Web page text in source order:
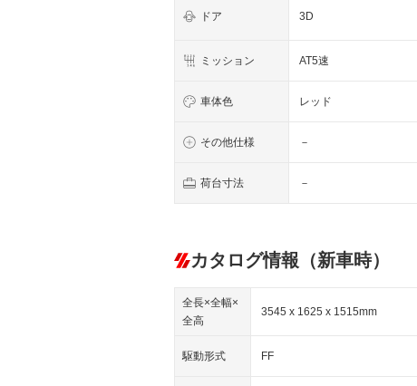
ドア 3D
ミッション AT5速
車体色 レッド
その他仕様 －
荷台寸法 －
カタログ情報（新車時）
全長×全幅×
全高
3545 x 1625 x 1515mm
駆動形式 FF